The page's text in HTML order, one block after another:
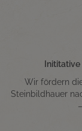
Wir fördern
Steinbildhauer